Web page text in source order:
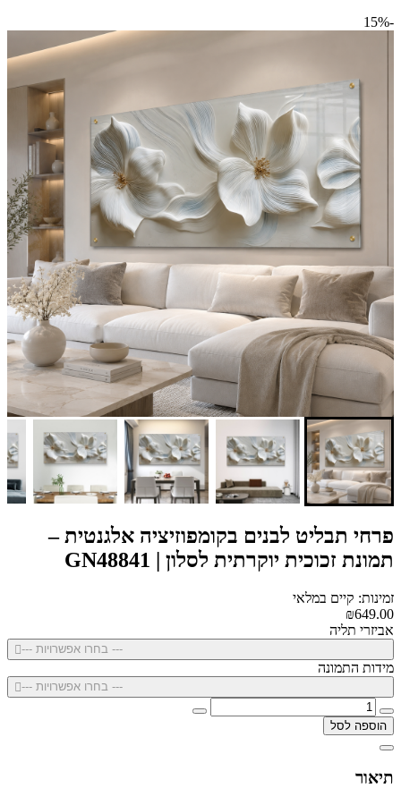
-15%
פרחי תבליט לבנים בקומפוזיציה אלגנטית –
תמונת זכוכית יוקרתית לסלון | GN48841
זמינות: קיים במלאי
₪649.00
אביזרי תליה
--- בחרו אפשרויות ---
מידות התמונה
--- בחרו אפשרויות ---
הוספה לסל
תיאור